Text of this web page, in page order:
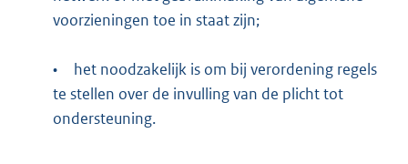
voorzieningen toe in staat zijn;
•
het noodzakelijk is om bij verordening regels
te stellen over de invulling van de plicht tot
ondersteuning.